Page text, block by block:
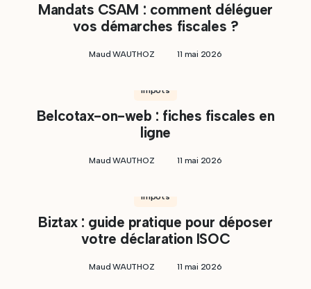
Mandats CSAM : comment déléguer
vos démarches fiscales ?
Maud WAUTHOZ 11 mai 2026
Impôts
Belcotax-on-web : fiches fiscales en
ligne
Maud WAUTHOZ 11 mai 2026
Impôts
Biztax : guide pratique pour déposer
votre déclaration ISOC
Maud WAUTHOZ 11 mai 2026